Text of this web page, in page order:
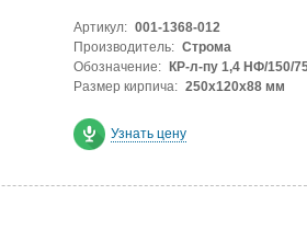
Артикул: 001-1368-012
Производитель: Строма
Обозначение:
КР-л-пу 1,4 НФ/150/
Размер кирпича: 250х120х88 мм
Узнать цену